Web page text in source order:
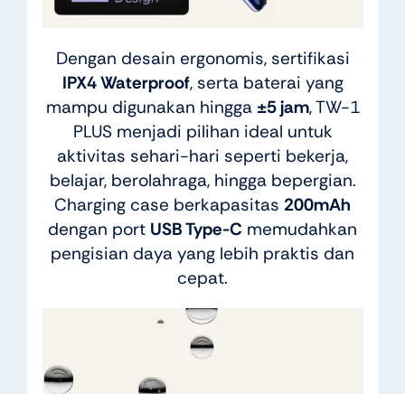
Dengan desain ergonomis, sertifikasi
IPX4 Waterproof, serta baterai yang
mampu digunakan hingga ±5 jam, TW-1
PLUS menjadi pilihan ideal untuk
aktivitas sehari-hari seperti bekerja,
belajar, berolahraga, hingga bepergian.
Charging case berkapasitas 200mAh
dengan port USB Type-C memudahkan
pengisian daya yang lebih praktis dan
cepat.